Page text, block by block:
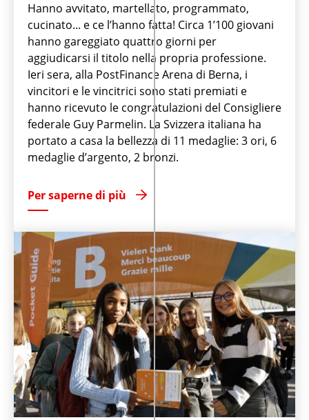
Hanno avvitato, martellato, programmato,
cucinato... e ce l’hanno fatta! Circa 1’100 giovani
hanno gareggiato quattro giorni per
aggiudicarsi il titolo nella propria professione.
Ieri sera, alla PostFinance Arena di Berna, i
vincitori e le vincitrici sono stati premiati e
hanno ricevuto le congratulazioni del Consigliere
federale Guy Parmelin. La Svizzera italiana ha
portato a casa la bellezza di 11 medaglie: 3 ori, 6
medaglie d’argento, 2 bronzi.
Per saperne di più